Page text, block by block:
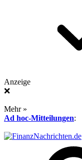
Anzeige
❌
Mehr »
Ad hoc-Mitteilungen: